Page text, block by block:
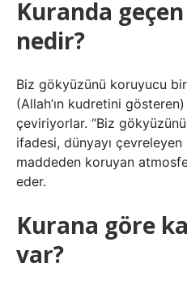
Kuranda
nedir?
Biz gökyüzünü koruyucu
(Allah’ın kudretini
çeviriyorlar. “Biz
ifadesi, dünyayı
maddeden koruyan
eder.
Kurana göre
var?